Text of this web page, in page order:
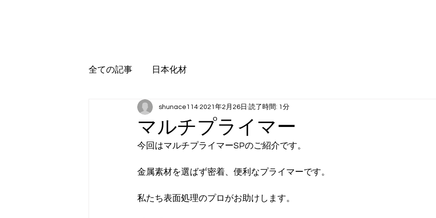
全ての記事 日本化材
マルチプライマー
shunace114 2021年2月26日 読了時間: 1分
今回はマルチプライマーSPのご紹介です。
金属素材を選ばず密着、便利なプライマーです。
私たち表面処理のプロがお助けします。